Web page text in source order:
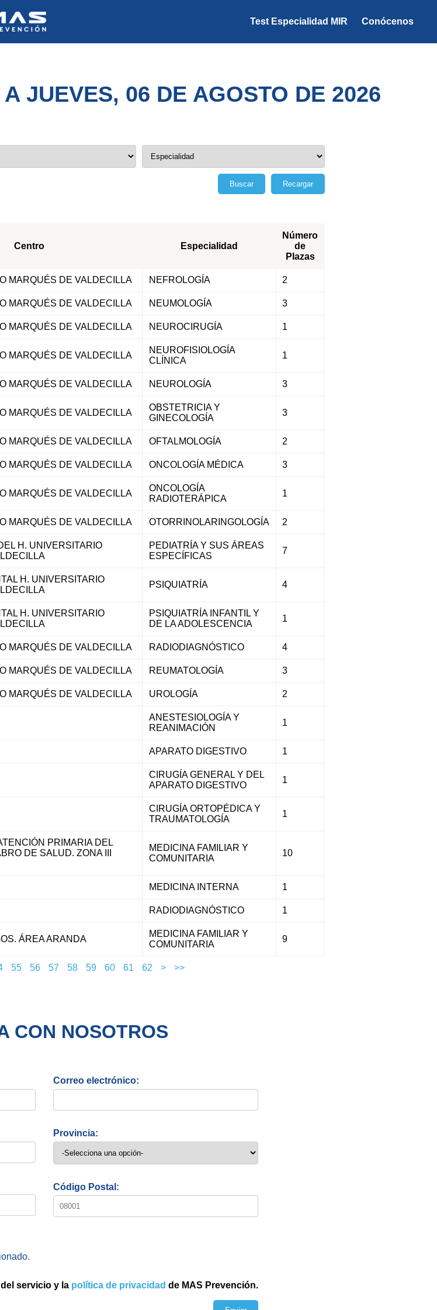
Test Especialidad MIR Conócenos
JUEVES, 06 DE AGOSTO DE 2026
Buscar Recargar
Centro Especialidad
Número
de
Plazas
MARQUÉS DE VALDECILLA NEFROLOGÍA 2
MARQUÉS DE VALDECILLA NEUMOLOGÍA 3
MARQUÉS DE VALDECILLA NEUROCIRUGÍA 1
MARQUÉS DE VALDECILLA
NEUROFISIOLOGÍA
CLÍNICA
1
MARQUÉS DE VALDECILLA NEUROLOGÍA 3
MARQUÉS DE VALDECILLA
OBSTETRICIA Y
GINECOLOGÍA
3
MARQUÉS DE VALDECILLA OFTALMOLOGÍA 2
MARQUÉS DE VALDECILLA ONCOLOGÍA MÉDICA 3
MARQUÉS DE VALDECILLA
ONCOLOGÍA
RADIOTERÁPICA
1
MARQUÉS DE VALDECILLA OTORRINOLARINGOLOGÍA 2
H. UNIVERSITARIO
PEDIATRÍA Y SUS ÁREAS
ESPECÍFICAS
7
H. UNIVERSITARIO
PSIQUIATRÍA 4
H. UNIVERSITARIO
PSIQUIATRÍA INFANTIL Y
DE LA ADOLESCENCIA
1
MARQUÉS DE VALDECILLA RADIODIAGNÓSTICO 4
MARQUÉS DE VALDECILLA REUMATOLOGÍA 3
MARQUÉS DE VALDECILLA UROLOGÍA 2
ANESTESIOLOGÍA Y
REANIMACIÓN
1
APARATO DIGESTIVO 1
CIRUGÍA GENERAL Y DEL
APARATO DIGESTIVO
1
CIRUGÍA ORTOPÉDICA Y
TRAUMATOLOGÍA
1
PRIMARIA DEL
DE SALUD. ZONA III
MEDICINA FAMILIAR Y
COMUNITARIA
10
MEDICINA INTERNA 1
RADIODIAGNÓSTICO 1
ÁREA ARANDA
MEDICINA FAMILIAR Y
COMUNITARIA
9
55 56 57 58 59 60 61 62 > >>
CON NOSOTROS
Correo electrónico:
Provincia:
Código Postal:
servicio y la política de privacidad de MAS Prevención.